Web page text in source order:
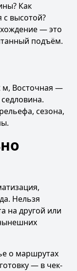
Как
высотой?
— это
подъём.
м, Восточная —
сезона,
Нельзя
на другой или
о маршрутах
— в чек-